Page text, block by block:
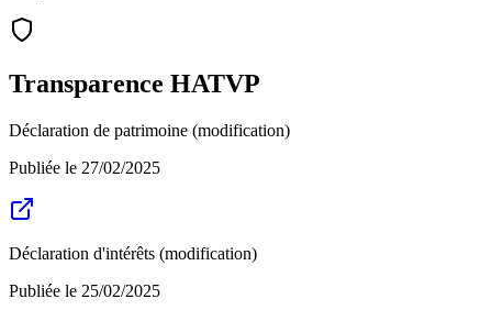
Transparence HATVP
Déclaration de patrimoine (modification)
Publiée le 27/02/2025
Déclaration d'intérêts (modification)
Publiée le 25/02/2025